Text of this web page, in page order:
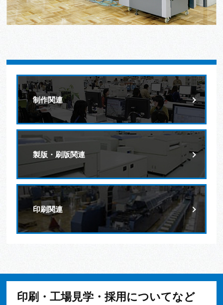
制作関連
製版・刷版関連
印刷関連
印刷・工場見学・採用についてなど